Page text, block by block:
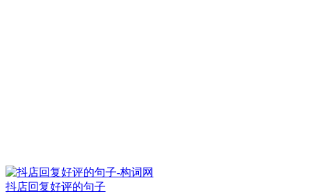
抖店回复好评的句子